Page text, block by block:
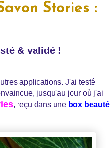
Stories :
& validé !
applications. J'ai testé
jusqu'au jour où j'ai
, reçu dans une box beauté